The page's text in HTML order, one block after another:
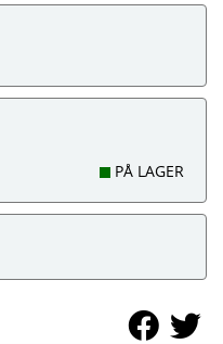
PÅ LAGER